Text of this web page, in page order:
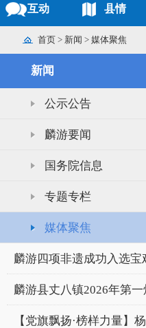
互动 县情
首页 > 新闻 > 媒体聚焦
新闻
公示公告
麟游要闻
国务院信息
专题专栏
媒体聚焦